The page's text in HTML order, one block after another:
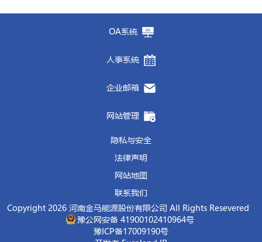
全环保管控全覆盖，坚决守住企业生存生命
线，防范各类安全环保事故发生。
避、不退缩，主动想办法、出实招，牢牢守住
企业经营发展基本盘。要
安全稳定发展防线，凝聚全体职工的向心力、
凝聚力，营造团结和谐、安定有序的内部环
境，为企业发展筑牢坚实保障。要
当，凝聚干事创业强大合力，
下”的责任感，抓实抓细抓好各项工作，确保
年度目标任务圆满完成，推动集团发展不断迈
会后，公司组织部分党员代表通过视频直播共
庆祝中国共产党成立105周年大会。
书记、工会主席王德川
经理杜轶峰共同签署《党建共建协议书》
国红到会指导并致辞表示欢迎。
为重要战略合作伙伴，此次四方党委开展党建
局，将党的政治优势、组织优势转化为发展优
势、合作优势的一次有益探索和务实举措。未
将围绕“资源共享、优势互补、互
相促进、共同提高”的工作思路，着力构建常
态化、制度化的党建合作新格局。
此次活动是公司党委深化党建引领、推进跨界
协同的重要实践。下一步，公司党委将以此次
面，切实以对党忠诚、为民服务的实际行动践
行初心使命。
培训班结束后，公司于
干部赴洛阳开展红色教育活动。在东方红农耕
博物馆和东方红大功率轮式拖拉机总装线，大
家学习我国农机工业发展历程，切身感受到新
时代“大国重器”的硬核实力，深刻感悟“东
方红”品牌背后蕴含的家国情怀与使命担当。
在洛八办红色旧址，大家循着革命先辈的奋斗
足迹，逐一参观馆内历史文物、珍贵影像照片
与文献史料，切身感受革命先辈不畏艰险、浴
神洗礼与思想淬炼。
此次培训形式多样、内容丰富、衔接紧密，集
中授课夯实了理论基础，现场教学拓展了实践
视野，实现了思想淬炼与能力提升的双重目
标。参训学员一致表示，将以此次培训为新起
要求，严格对标焦化行业超低排放改造标准，
绿色生产，确保各类污染物稳定达标排放，努
益、社会效益与生态效益的有机统一。
表示感谢，并表示企业
流程管控，持续优化环保治理工艺，严守安
全、环保双重底线，合规稳健经营、绿色创新
发展，持续做大做强主业，主动扛起企业社会
示范区经济社会高质量发展贡献更大
张良城对下一步制度建设工作提出了明确要
制度平台的上线运行，为公司制度的“立项、
起草、审核、批准、发布、修订、废止”以及
查询和应用，打造了一个现代化的“操作系
统”。这不仅是简单的技术工具上线，更是一
次深刻的管理理念更新和管理模式重塑，将有
助于建设更加智慧、更加高效的金马。
级、实现绿色高质量发展的重要举措，也是争
创环境绩效A级企业的关键前提。企业在改造
省、示范区相关标准，确保各项排放指标稳定
内部管理，科学统筹环保投入与生产经营，努
同时，要建立健全常态化环保管控机制，把当
前好的形势巩固下去，确保超低排放成果经得
起检验，为全市环境空气质量持续改善作出积
杜轶峰汇报了公司相关情况，并对示范区管委
会以及各级领导对企业的大力支持和关怀表示
感谢。他表示，企业将保持定力、迎难而上，
共融、发展共赢的全新合作格局。
济兴农发集团董事长苗春生、总经理王涛一
行，金马能源党委书记、总经理杜轶峰、在济
党委班子成员，党建专员刘年委等参加活动。
活动伊始，双方隆重举行党建共建签约暨揭牌
仪式。济兴农发集团董事长苗春生，金马能源
共建协议书》，并共同为“党建共建单位”揭
牌。双方一致表示，将以此次共建为契机，建
立常态化交流机制，围绕组织建设互促、党员
干部互动、业务发展互助等方面深化合作，切
势，以高质量党建引领双方高质量发展。
签约揭牌仪式结束后，为直观学习借鉴优秀基
层党建工作经验和产业发展模式，公司组织30
余名党员干部代表在济兴农发集团班子成员的
陪同下，先后走进国家粮食储备库有限公司、
OA系统
人事系统
企业邮箱
网站管理
隐私与安全
法律声明
网站地图
联系我们
Copyright 2026 河南金马能源股份有限公司 All Rights Resevered
豫公网安备 41900102410964号
豫ICP备17009190号